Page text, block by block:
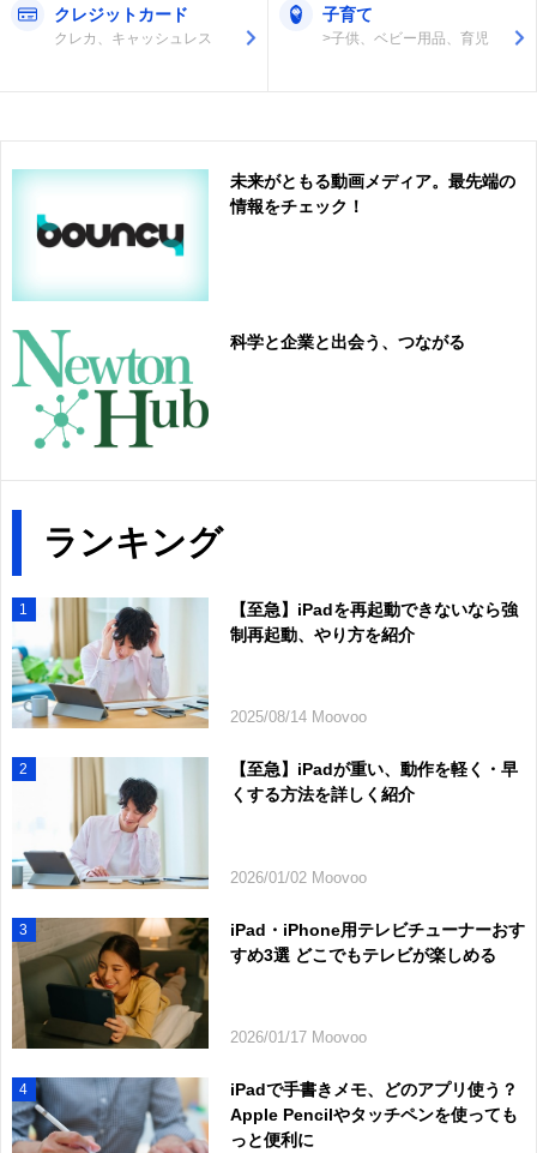
クレジットカード
クレカ、キャッシュレス
子育て
>子供、ベビー用品、育児
未来がともる動画メディア。最先端の
情報をチェック！
科学と企業と出会う、つながる
ランキング
1
【至急】iPadを再起動できないなら強
制再起動、やり方を紹介
2025/08/14 Moovoo
2
【至急】iPadが重い、動作を軽く・早
くする方法を詳しく紹介
2026/01/02 Moovoo
3
iPad・iPhone用テレビチューナーおす
すめ3選 どこでもテレビが楽しめる
2026/01/17 Moovoo
4
iPadで手書きメモ、どのアプリ使う？
Apple Pencilやタッチペンを使っても
っと便利に